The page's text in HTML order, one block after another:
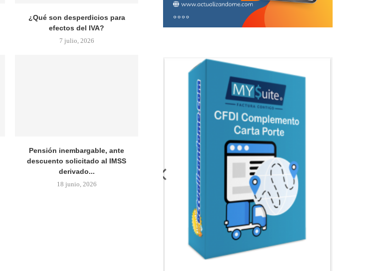
¿Qué son desperdicios para
efectos del IVA?
7 julio, 2026
Pensión inembargable, ante
descuento solicitado al IMSS
derivado...
18 junio, 2026